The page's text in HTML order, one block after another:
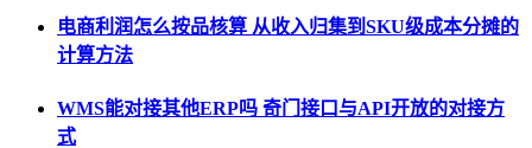
电商利润怎么按品核算 从收入归集到SKU级成本分摊的
计算方法
WMS能对接其他ERP吗 奇门接口与API开放的对接方
式